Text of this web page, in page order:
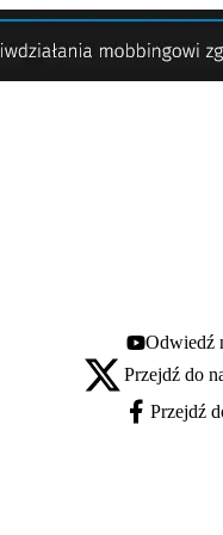
Youtube -
Odwiedź
X - otwiera się w nowej
Przejdź do
Facebook -
Przejdź